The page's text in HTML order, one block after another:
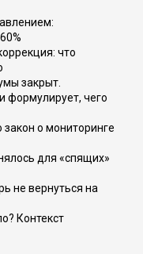
что
закрыт.
формулирует, чего
о мониторинге
для «спящих»
не вернуться на
Контекст